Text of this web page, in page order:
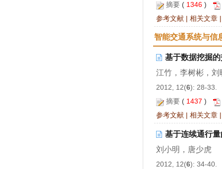
摘要 ( 1346)
参考文献 |相关文章
智能交通系统与信
基于数据挖掘
江竹，李树彬，刘
2012, 12(6): 28-33.
摘要 ( 1437)
参考文献 |相关文章
基于连续通行
刘小明，唐少虎
2012, 12(6): 34-40.